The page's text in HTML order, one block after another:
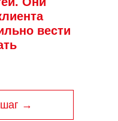
→
вести